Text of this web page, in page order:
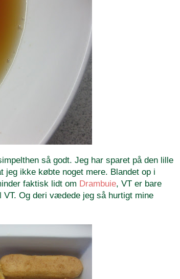
så godt. Jeg har sparet på den lille
jeg ikke købte noget mere. Blandet op i
faktisk lidt om Drambuie, VT er bare
Og deri vædede jeg så hurtigt mine